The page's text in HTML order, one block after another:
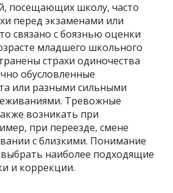
посещающих школу, часто
перед экзаменами или
связано с боязнью оценки
младшего школьного
страхи одиночества
обусловленные
или разными сильными
Тревожные
возникать при
при переезде, смене
с близкими. Понимание
наиболее подходящие
и коррекции.